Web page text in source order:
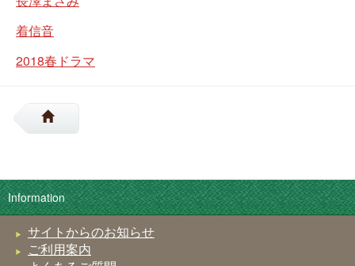
着信音
2018春ドラマ
Information
サイトからのお知らせ
ご利用案内